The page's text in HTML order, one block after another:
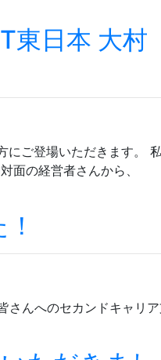
東日本 大村
にご登場いただきます。 私
面の経営者さんから、
さんへのセカンドキャリ